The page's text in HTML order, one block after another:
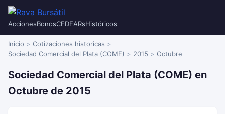
AccionesBonosCEDEARsHistóricos
Inicio
Cotizaciones historicas
Sociedad Comercial del Plata (COME)
2015 Octubre
Sociedad Comercial del Plata (COME) en
Octubre de 2015